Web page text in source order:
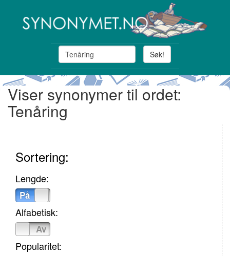
Søk!
Viser synonymer til ordet:
Tenåring
Sortering:
Lengde:
På
Alfabetisk:
Av
Popularitet: